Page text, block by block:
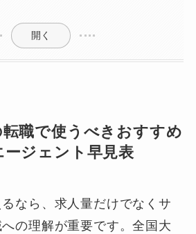
開く
転職で使うべきおすすめ
ジェント早見表
なら、求人量だけでなくサ
の理解が重要です。全国大